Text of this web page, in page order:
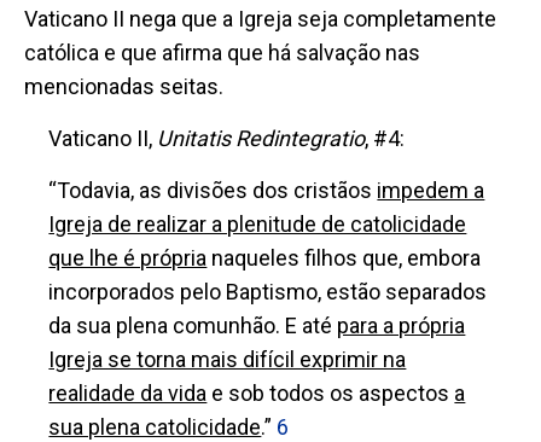
Vaticano II nega que a Igreja seja completamente
católica e que afirma que há salvação nas
mencionadas seitas.
Vaticano II, Unitatis Redintegratio, #4:
“Todavia, as divisões dos cristãos impedem a
Igreja de realizar a plenitude de catolicidade
que lhe é própria naqueles filhos que, embora
incorporados pelo Baptismo, estão separados
da sua plena comunhão. E até para a própria
Igreja se torna mais difícil exprimir na
realidade da vida e sob todos os aspectos a
sua plena catolicidade.” 6